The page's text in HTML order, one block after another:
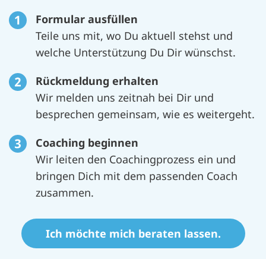
Formular ausfüllen
Teile uns mit, wo Du aktuell stehst und
welche Unterstützung Du Dir wünschst.
Rückmeldung erhalten
Wir melden uns zeitnah bei Dir und
besprechen gemeinsam, wie es weitergeht.
Coaching beginnen
Wir leiten den Coachingprozess ein und
bringen Dich mit dem passenden Coach
zusammen.
Ich möchte mich beraten lassen.